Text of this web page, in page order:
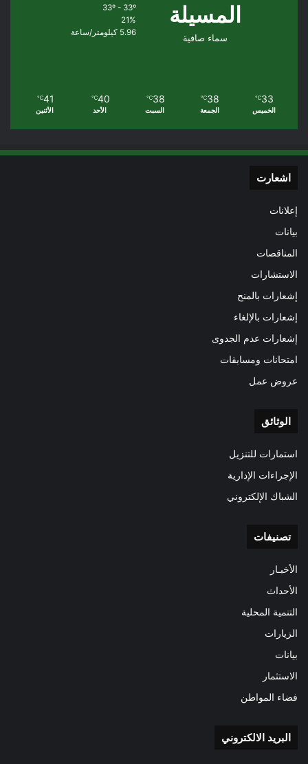
المسيلة
سماء صافية
33º - 33º
21%
5.96 كيلومتر/ساعة
33
℃
الخميس
38
℃
الجمعة
38
℃
السبت
40
℃
الأحد
41
℃
الأثنين
اشعارت
إعلانات
بيانات
المناقصات
الاستشارات
إشعارات بالمنح
إشعارات بالإلغاء
إشعارات عدم الجدوى
امتحانات ومسابقات
عروض عمل
الوثائق
استمارات للتنزيل
الإجراءات الإدارية
الشباك الإلكتروني
تصنيفات
الأخبـار
الأحداث
التنمية المحلية
الزيارات
بيانات
الاستثمار
فضاء المواطن
البريد الالكتروني